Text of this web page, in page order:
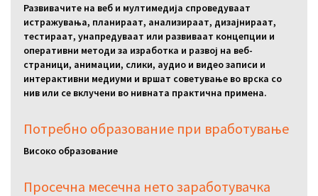
Развивачите на веб и мултимедија спроведуваат
истражувања, планираат, анализираат, дизајнираат,
тестираат, унапредуваат или развиваат концепции и
оперативни методи за изработка и развој на веб-
страници, анимации, слики, аудио и видео записи и
интерактивни медиуми и вршат советување во врска со
нив или се вклучени во нивната практична примена.
Потребно образование при вработување
Високо образование
Просечна месечна нето заработувачка